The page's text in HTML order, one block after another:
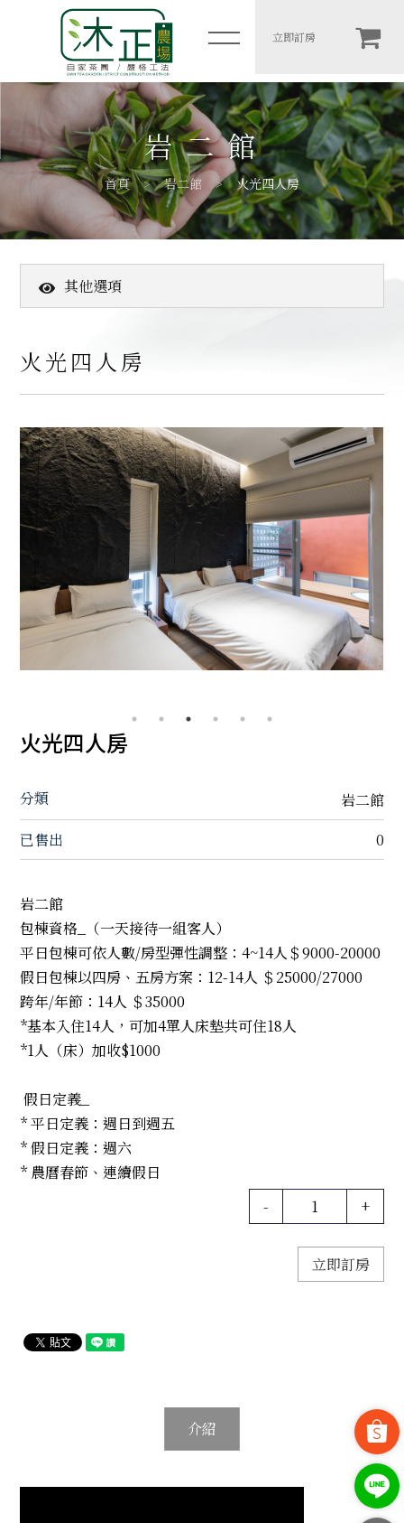
火光四人房
简体
木一館
岩二館
包棟房價表
農場介紹
客戶推薦
立即訂房
岩二館
首頁 岩二館 火光四人房
其他選項
高山茶葉
火光四人房
火光四人房
分類
岩二館
已售出
0
岩二館
包棟資格_（一天接待一組客人）
平日包棟可依人數/房型彈性調整：4~14人＄9000-20000
假日包棟以四房、五房方案：12-14人 ＄25000/27000
跨年/年節：14人 ＄35000
*基本入住14人，可加4單人床墊共可住18人
*1人（床）加收$1000
假日定義_
* 平日定義：週日到週五
* 假日定義：週六
* 農曆春節、連續假日
-
+
立即訂房
介紹